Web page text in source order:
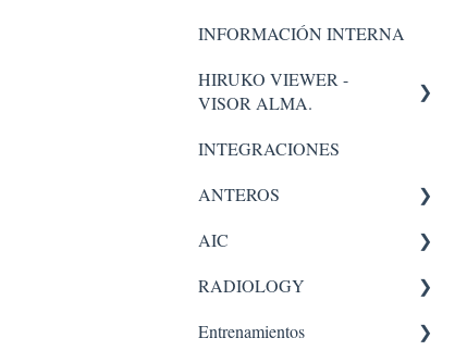
Administrador
Facturacion
Administración
INFORMACIÓN INTERNA
HIRUKO VIEWER -
VISOR ALMA.
Visor Alma
INTEGRACIONES
ANTEROS
Administrador
AIC
Validación.
Administrador
RADIOLOGY
Equipos Médicos
Entrenamientos